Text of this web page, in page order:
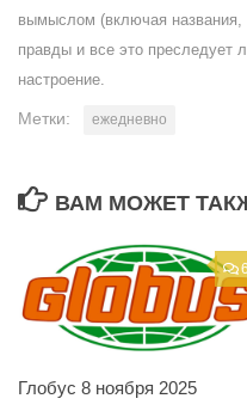
вымыслом (включая
правды и все это преследует
настроение.
Метки: ежедневно
ВАМ МОЖЕТ
Глобус 8 ноября 2025